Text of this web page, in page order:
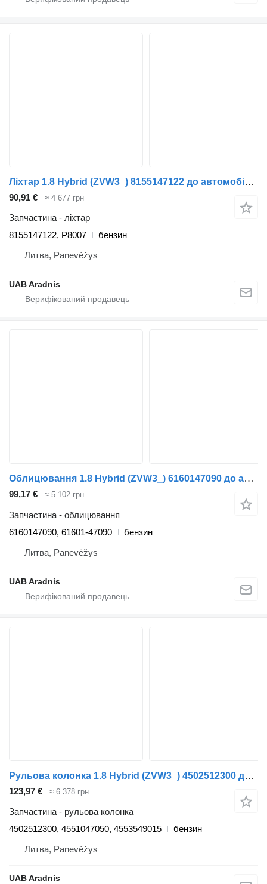
Ліхтар 1.8 Hybrid (ZVW3_) 8155147122 до автомобіля Toyota PRIUS (_W3_)
90,91 € ≈ 4 677 грн
Запчастина - ліхтар
8155147122, P8007
бензин
Литва, Panevėžys
UAB Aradnis
Облицювання 1.8 Hybrid (ZVW3_) 6160147090 до автомобіля Toyota PRIUS (_W3_)
99,17 € ≈ 5 102 грн
Запчастина - облицювання
6160147090, 61601-47090
бензин
Литва, Panevėžys
UAB Aradnis
Рульова колонка 1.8 Hybrid (ZVW3_) 4502512300 до автомобіля Toyota PRIUS (_W3_)
123,97 € ≈ 6 378 грн
Запчастина - рульова колонка
4502512300, 4551047050, 4553549015
бензин
Литва, Panevėžys
UAB Aradnis